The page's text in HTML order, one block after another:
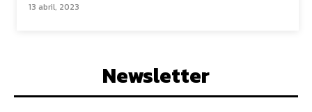
13 abril, 2023
Newsletter